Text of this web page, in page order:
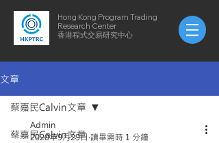
Hong Kong Program Trading
Research Center
​​香港程式交易研究中心
文章
蔡嘉民Calvin文章
蔡嘉民Calvin文章
Admin
2020年9月29日 讀畢需時 1 分鐘